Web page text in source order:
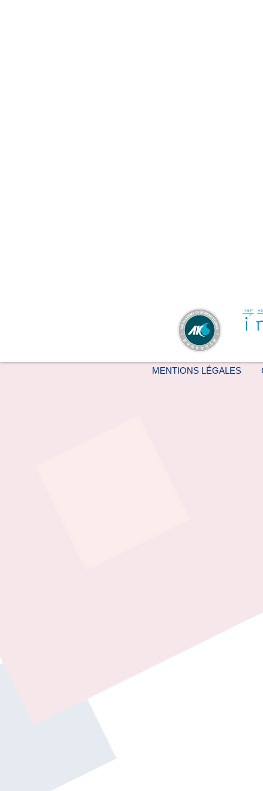
MENTIONS LÉGALES